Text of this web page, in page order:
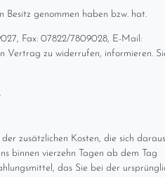
genommen haben bzw. hat.
Fax: 07822/7809028, E-Mail:
Vertrag zu widerrufen, informieren.
zusätzlichen Kosten, die sich daraus
binnen vierzehn Tagen ab dem Tag
das Sie bei der